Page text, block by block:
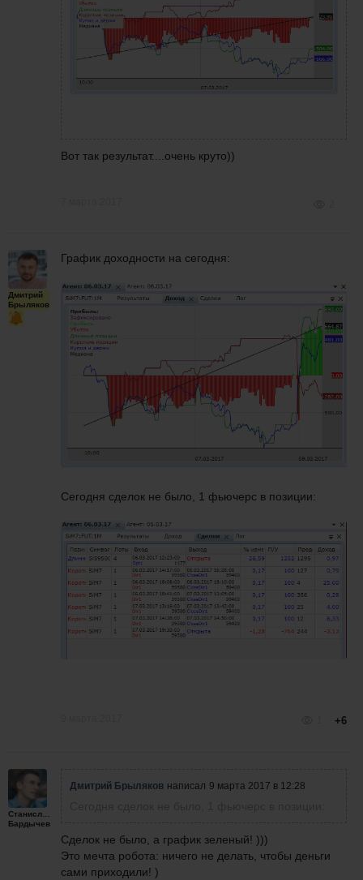
Вот так результат....очень круто))
Дмитрий
Брыляков
График доходности на сегодня:
Сегодня сделок не было, 1 фьючерс в позиции:
+6
Станислав
Бардычев
Дмитрий Брыляков написал 9 марта 2017 в 12:28
Сделок не было, а график зеленый! )))
Это мечта робота: ничего не делать, чтобы деньги
сами приходили! )